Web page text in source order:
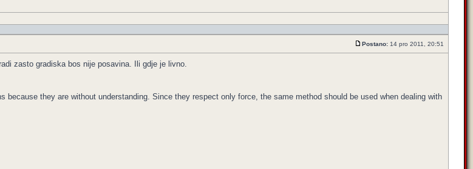
Postano: 14 pro 2011, 20:51
zasto gradiska bos nije posavina. Ili gdje je livno.
because they are without understanding. Since they respect only force, the same method should be used when dealing with